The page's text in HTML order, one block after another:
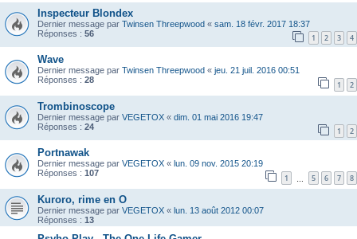
Inspecteur Blondex
Dernier message par Twinsen Threepwood « sam. 18 févr. 2017 18:37
Réponses : 56 1 2 3 4
Wave
Dernier message par Twinsen Threepwood « jeu. 21 juil. 2016 00:51
Réponses : 28 1 2
Trombinoscope
Dernier message par VEGETOX « dim. 01 mai 2016 19:47
Réponses : 24 1 2
Portnawak
Dernier message par VEGETOX « lun. 09 nov. 2015 20:19
Réponses : 107 1 5 6 7 8
Kuroro, rime en O
Dernier message par VEGETOX « lun. 13 août 2012 00:07
Réponses : 13